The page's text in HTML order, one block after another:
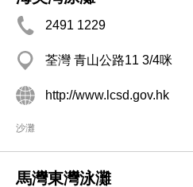
2491 1229
荃灣 青山公路11 3/4咪
http://www.lcsd.gov.hk
沙灘
馬灣東灣泳灘